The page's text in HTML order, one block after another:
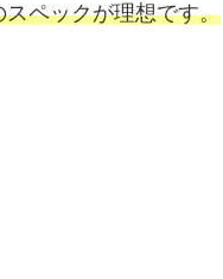
スペックが理想です。